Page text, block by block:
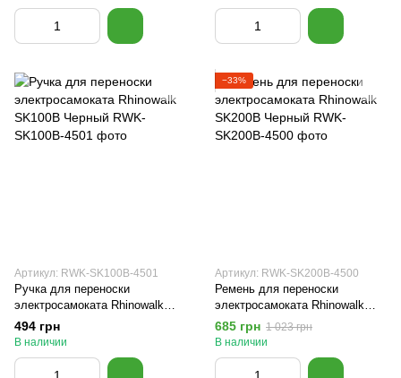
Артикул: RWK-SK100B-4501
Ручка для переноски
электросамоката Rhinowalk
SK100B Черный
494 грн
В наличии
−33%
Артикул: RWK-SK200B-4500
Ремень для переноски
электросамоката Rhinowalk
SK200B Черный
685 грн 1 023 грн
В наличии